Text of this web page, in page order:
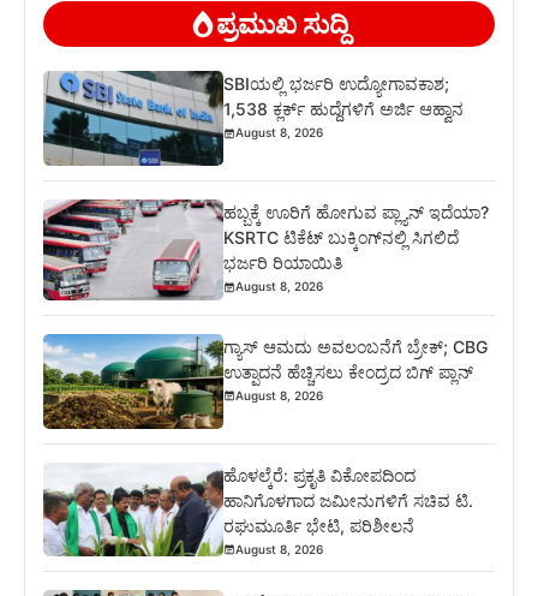
ಪ್ರಮುಖ ಸುದ್ದಿ
SBIಯಲ್ಲಿ ಭರ್ಜರಿ ಉದ್ಯೋಗಾವಕಾಶ;
1,538 ಕ್ಲರ್ಕ್ ಹುದ್ದೆಗಳಿಗೆ ಅರ್ಜಿ ಆಹ್ವಾನ
August 8, 2026
ಹಬ್ಬಕ್ಕೆ ಊರಿಗೆ ಹೋಗುವ ಪ್ಲ್ಯಾನ್ ಇದೆಯಾ?
KSRTC ಟಿಕೆಟ್ ಬುಕ್ಕಿಂಗ್‌ನಲ್ಲಿ ಸಿಗಲಿದೆ
ಭರ್ಜರಿ ರಿಯಾಯಿತಿ
August 8, 2026
ಗ್ಯಾಸ್ ಆಮದು ಅವಲಂಬನೆಗೆ ಬ್ರೇಕ್; CBG
ಉತ್ಪಾದನೆ ಹೆಚ್ಚಿಸಲು ಕೇಂದ್ರದ ಬಿಗ್ ಪ್ಲಾನ್
August 8, 2026
ಹೊಳಲ್ಕೆರೆ: ಪ್ರಕೃತಿ ವಿಕೋಪದಿಂದ
ಹಾನಿಗೊಳಗಾದ ಜಮೀನುಗಳಿಗೆ ಸಚಿವ ಟಿ.
ರಘುಮೂರ್ತಿ ಭೇಟಿ, ಪರಿಶೀಲನೆ
August 8, 2026